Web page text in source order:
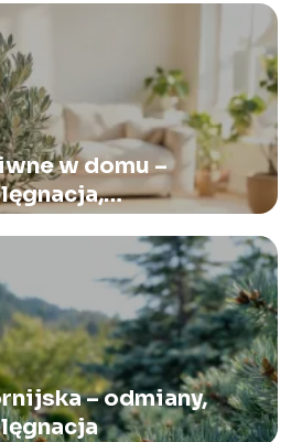
w domu –
– odmiany,